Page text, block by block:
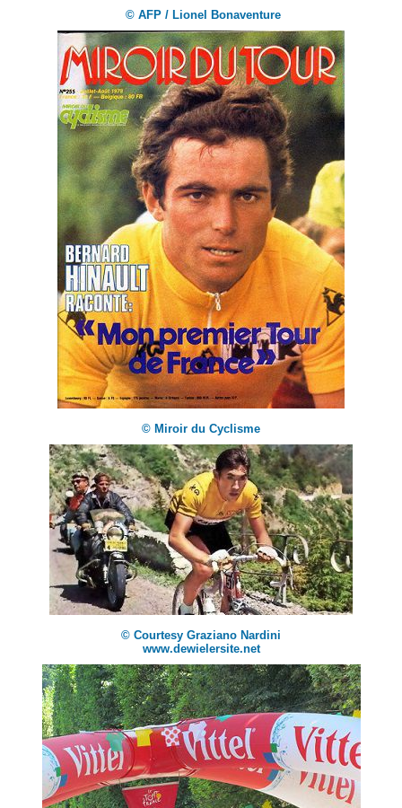
© AFP / Lionel Bonaventure
© Miroir du Cyclisme
© Courtesy Graziano Nardini
www.dewielersite.net